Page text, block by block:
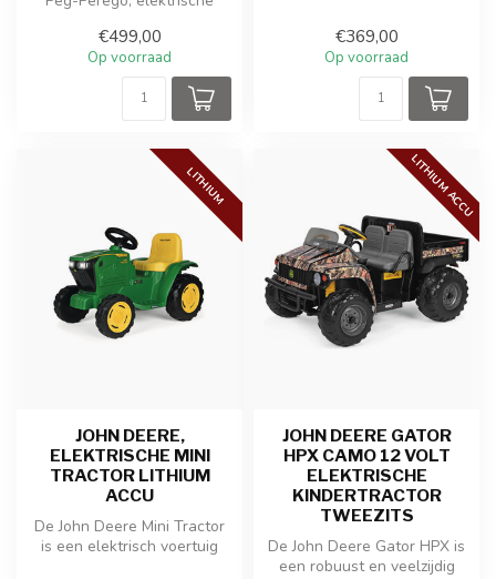
12 ...
€499,00
Op voorraad
€369,00
Op voorraad
LITHIUM
JOHN DEERE,
ELEKTRISCHE MINI
TRACTOR LITHIUM
ACCU
De John Deere Mini Tractor
is een elektrisch voertuig
LITHIUM ACCU
JOHN DEERE GATOR
HPX CAMO 12 VOLT
ELEKTRISCHE
KINDERTRACTOR
TWEEZITS
De John Deere Gator HPX is
een robuust en veelzijdig